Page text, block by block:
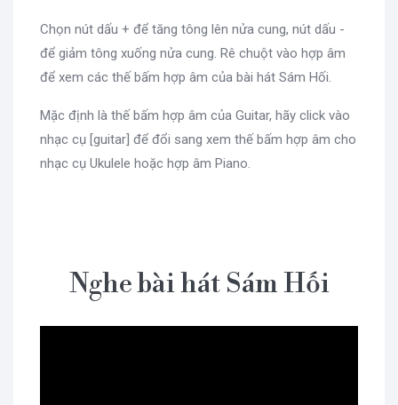
Chọn nút dấu + để tăng tông lên nửa cung, nút dấu -
để giảm tông xuống nửa cung. Rê chuột vào hợp âm
để xem các thế bấm hợp âm của bài hát Sám Hối.
Mặc định là thế bấm hợp âm của Guitar, hãy click vào
nhạc cụ [guitar] để đổi sang xem thế bấm hợp âm cho
nhạc cụ Ukulele hoặc hợp âm Piano.
Nghe bài hát Sám Hối